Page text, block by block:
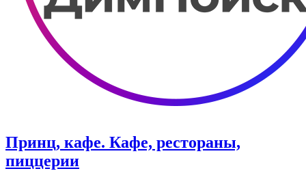
Принц, кафе. Кафе, рестораны,
пиццерии